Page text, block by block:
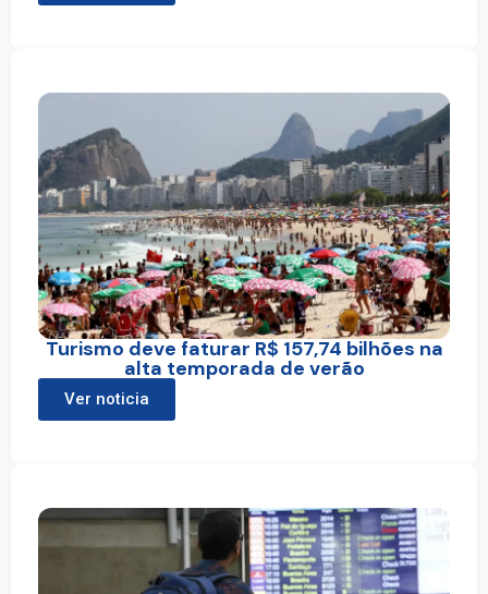
Turismo deve faturar R$ 157,74 bilhões na
alta temporada de verão
Ver noticia